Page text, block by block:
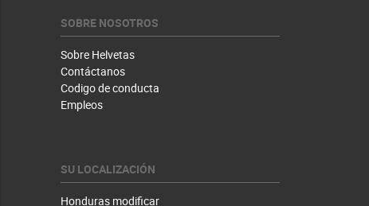
SOBRE NOSOTROS
Sobre Helvetas
Contáctanos
Codigo de conducta
Empleos
SU LOCALIZACIÓN
Honduras modificar